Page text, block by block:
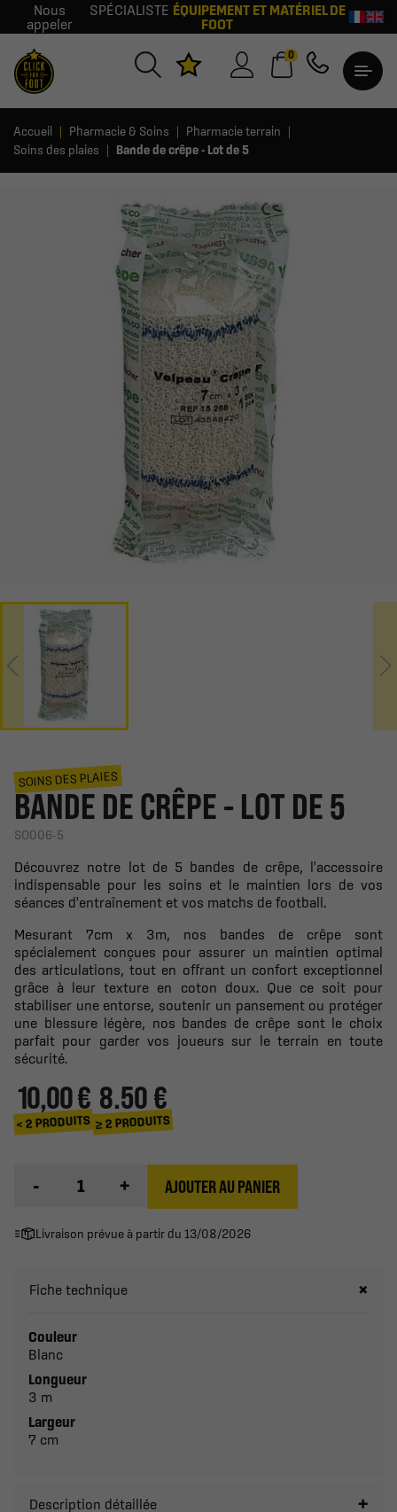
Nous
appeler
SPÉCIALISTE ÉQUIPEMENT ET MATÉRIEL DE
FOOT
0
Accueil Pharmacie & Soins
Pharmacie terrain
Soins des plaies
Bande de crêpe - Lot de 5
SOINS DES PLAIES
BANDE DE CRÊPE - LOT DE 5
SO006-5
Découvrez notre lot de 5 bandes de crêpe, l'accessoire
indispensable pour les soins et le maintien lors de vos
séances d'entraînement et vos matchs de football.
Mesurant 7cm x 3m, nos bandes de crêpe sont
spécialement conçues pour assurer un maintien optimal
des articulations, tout en offrant un confort exceptionnel
grâce à leur texture en coton doux. Que ce soit pour
stabiliser une entorse, soutenir un pansement ou protéger
une blessure légère, nos bandes de crêpe sont le choix
parfait pour garder vos joueurs sur le terrain en toute
sécurité.
10,00 €
< 2 PRODUITS
8.50 €
≥ 2 PRODUITS
- + AJOUTER AU PANIER
Livraison prévue à partir du 13/08/2026
Fiche technique
Couleur
Blanc
Longueur
3 m
Largeur
7 cm
Description détaillée